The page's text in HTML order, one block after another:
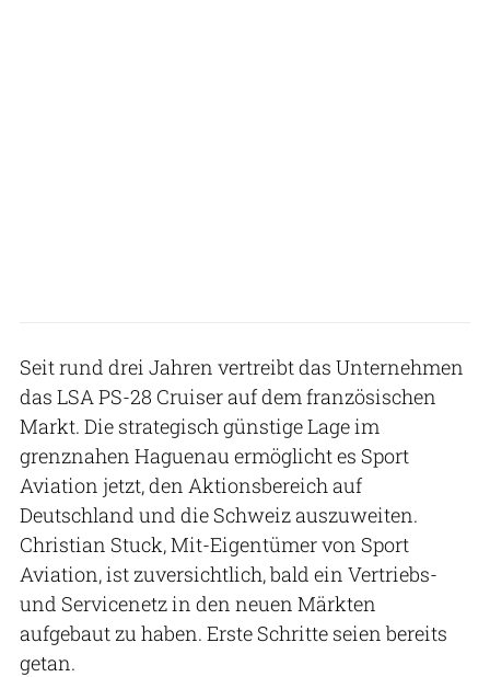
Seit rund drei Jahren vertreibt das Unternehmen
das LSA PS-28 Cruiser auf dem französischen
Markt. Die strategisch günstige Lage im
grenznahen Haguenau ermöglicht es Sport
Aviation jetzt, den Aktionsbereich auf
Deutschland und die Schweiz auszuweiten.
Christian Stuck, Mit-Eigentümer von Sport
Aviation, ist zuversichtlich, bald ein Vertriebs-
und Servicenetz in den neuen Märkten
aufgebaut zu haben. Erste Schritte seien bereits
getan.